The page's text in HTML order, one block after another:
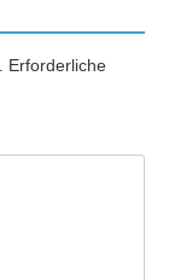
Erforderliche